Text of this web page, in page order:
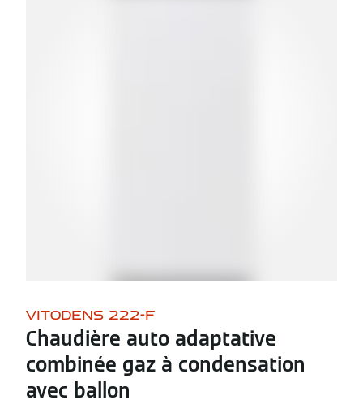
VITODENS 222-F
Chaudière auto adaptative
combinée gaz à condensation
avec ballon